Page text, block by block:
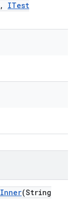
,
ITest
Inner(String